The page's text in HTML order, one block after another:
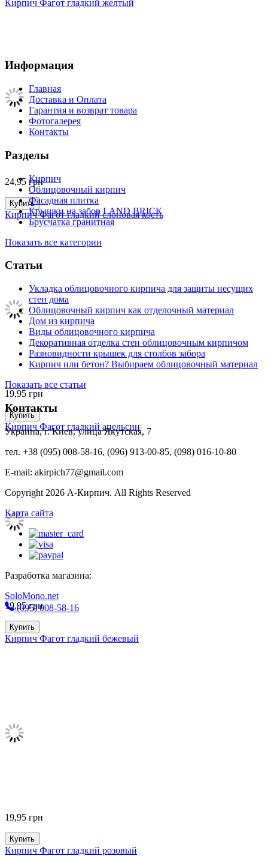
Кирпич Фагот гладкий желтый
24,95 грн
Купить
Кирпич Фагот гладкий слоновая кость
19,95 грн
Купить
Кирпич Фагот гладкий апельсин
19,95грн
Купить
Кирпич Фагот гладкий бежевый
19,95 грн
Купить
Кирпич Фагот гладкий розовый
Информация
Главная
Доставка и Оплата
Гарантия и возврат товара
Фотогалерея
Контакты
Разделы
Кирпич
Облицовочный кирпич
Фасадная плитка
Крышки на забор LAND BRICK
Брусчатка гранитная
Показать все категории
Статьи
Укладка облицовочного кирпича для защиты несущих
стен дома
Облицовочный кирпич как отделочный материал
Дом из кирпича
Виды облицовочного кирпича
Декоративная отделка стен облицовочным кирпичом
Разновидности крышек для столбов забора
Кирпич или бетон? Выбираем облицовочный материал
Показать все статьи
Контакты
Украина, г. Киев, улица Якутская, 7
тел. +38 (095) 008-58-16, (096) 913-00-85, (098) 016-10-80
E-mail: akirpich77@gmail.com
Copyright 2026 А-Кирпич. All Rights Reserved
Карта сайта
Разработка магазина:
SoloMono.net
(095) 008-58-16